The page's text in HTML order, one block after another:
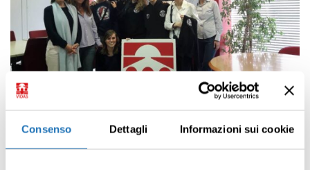
Consenso Dettagli Informazioni sui cookie